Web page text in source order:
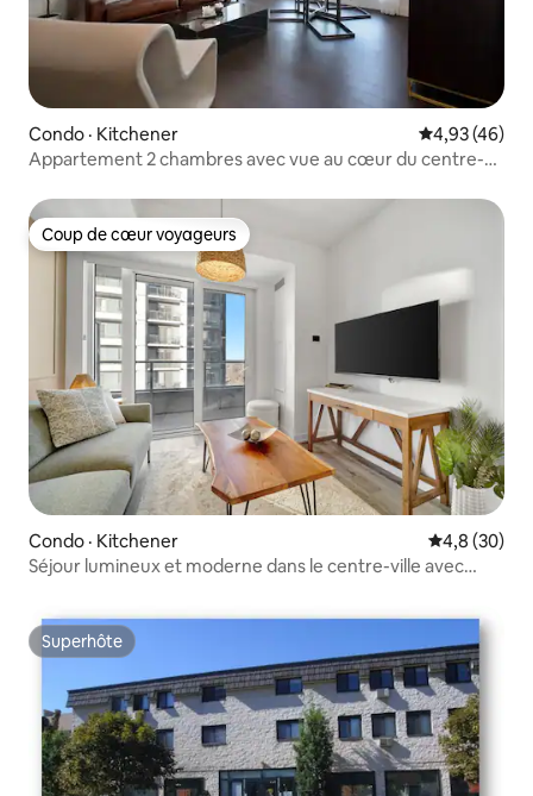
Condo · Kitchener Note
4,93 (46)
Appartement 2 chambres avec vue au cœur du centre-
Coup de cœur voyageurs
Coup de cœur voyageurs
Condo · Kitchener Note
4,8 (30)
Séjour lumineux et moderne dans le centre-ville avec
Superhôte
Superhôte